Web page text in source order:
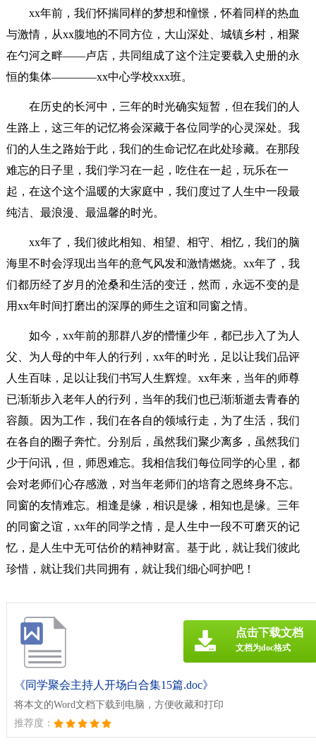
xx年前，我们怀揣同样的梦想和憧憬，怀着同样的热血
与激情，从xx腹地的不同方位，大山深处、城镇乡村，相聚
在勺河之畔——卢店，共同组成了这个注定要载入史册的永
恒的集体————xx中心学校xxx班。
在历史的长河中，三年的时光确实短暂，但在我们的人
生路上，这三年的记忆将会深藏于各位同学的心灵深处。我
们的人生之路始于此，我们的生命记忆在此处珍藏。在那段
难忘的日子里，我们学习在一起，吃住在一起，玩乐在一
起，在这个这个温暖的大家庭中，我们度过了人生中一段最
纯洁、最浪漫、最温馨的时光。
xx年了，我们彼此相知、相望、相守、相忆，我们的脑
海里不时会浮现出当年的意气风发和激情燃烧。xx年了，我
们都历经了岁月的沧桑和生活的变迁，然而，永远不变的是
用xx年时间打磨出的深厚的师生之谊和同窗之情。
如今，xx年前的那群八岁的懵懂少年，都已步入了为人
父、为人母的中年人的行列，xx年的时光，足以让我们品评
人生百味，足以让我们书写人生辉煌。xx年来，当年的师尊
已渐渐步入老年人的行列，当年的我们也已渐渐逝去青春的
容颜。因为工作，我们在各自的领域行走，为了生活，我们
在各自的圈子奔忙。分别后，虽然我们聚少离多，虽然我们
少于问讯，但，师恩难忘。我相信我们每位同学的心里，都
会对老师们心存感激，对当年老师们的培育之恩终身不忘。
同窗的友情难忘。相逢是缘，相识是缘，相知也是缘。三年
的同窗之谊，xx年的同学之情，是人生中一段不可磨灭的记
忆，是人生中无可估价的精神财富。基于此，就让我们彼此
珍惜，就让我们共同拥有，就让我们细心呵护吧！
《同学聚会主持人开场白合集15篇.doc》
将本文的Word文档下载到电脑，方便收藏和打印
推荐度：
点击下载文档
文档为doc格式